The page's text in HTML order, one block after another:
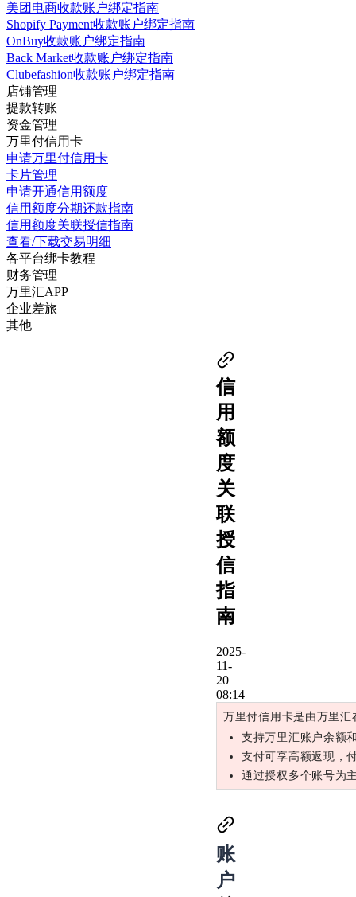
美团电商收款账户绑定指南
Shopify Payment收款账户绑定指南
OnBuy收款账户绑定指南
Back Market收款账户绑定指南
Clubefashion收款账户绑定指南
店铺管理
提款转账
资金管理
万里付信用卡
申请万里付信用卡
卡片管理
申请开通信用额度
信用额度分期还款指南
信用额度关联授信指南
查看/下载交易明细
各平台绑卡教程
财务管理
万里汇APP
企业差旅
其他
信
用
额
度
关
联
授
信
指
南
2025-
11-
20
08:14
万里付信用卡是由万里
支持万里汇账户余额
支付可享高额返现，
通过授权多个账号为
账
户